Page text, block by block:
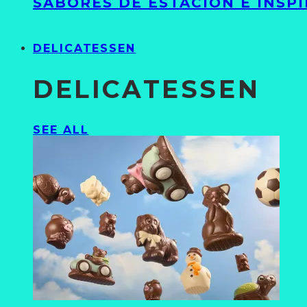
DELICATESSEN
DELICATESSEN
SEE ALL